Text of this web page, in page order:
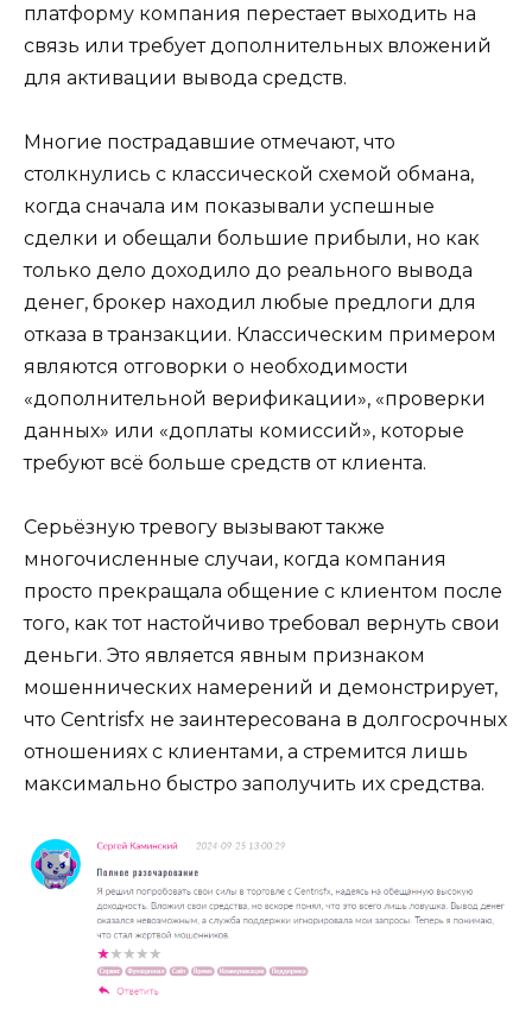
платформу компания перестает выходить на
связь или требует дополнительных вложений
для активации вывода средств.
Многие пострадавшие отмечают, что
столкнулись с классической схемой обмана,
когда сначала им показывали успешные
сделки и обещали большие прибыли, но как
только дело доходило до реального вывода
денег, брокер находил любые предлоги для
отказа в транзакции. Классическим примером
являются отговорки о необходимости
«дополнительной верификации», «проверки
данных» или «доплаты комиссий», которые
требуют всё больше средств от клиента.
Серьёзную тревогу вызывают также
многочисленные случаи, когда компания
просто прекращала общение с клиентом после
того, как тот настойчиво требовал вернуть свои
деньги. Это является явным признаком
мошеннических намерений и демонстрирует,
что Centrisfx не заинтересована в долгосрочных
отношениях с клиентами, а стремится лишь
максимально быстро заполучить их средства.